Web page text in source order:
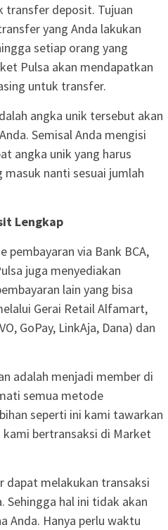
transfer deposit. Tujuan
yang Anda lakukan
setiap orang yang
Pulsa akan mendapatkan
untuk transfer.
angka unik tersebut akan
Semisal Anda mengisi
angka unik yang harus
nanti sesuai jumlah
Lengkap
pembayaran via Bank BCA,
juga menyediakan
lain yang bisa
Gerai Retail Alfamart,
GoPay, LinkAja, Dana) dan
adalah menjadi member di
semua metode
seperti ini kami tawarkan
bertransaksi di Market
dapat melakukan transaksi
Sehingga hal ini tidak akan
Anda. Hanya perlu waktu